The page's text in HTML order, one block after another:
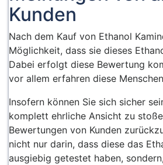
Kunden
Nach dem Kauf von Ethanol
Möglichkeit, dass sie dieses
Dabei erfolgt diese Bewertung
vor allem erfahren diese
Insofern können Sie sich sicher
komplett ehrliche Ansicht zu
Bewertungen von Kunden
nicht nur darin, dass diese das
ausgiebig getestet haben,